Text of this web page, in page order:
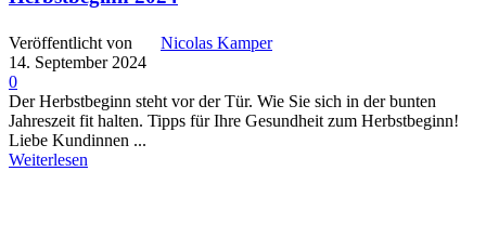
Veröffentlicht von
Nicolas Kamper
14. September 2024
0
Der Herbstbeginn steht vor der Tür. Wie Sie sich in der bunten
Jahreszeit fit halten. Tipps für Ihre Gesundheit zum Herbstbeginn!
Liebe Kundinnen ...
Weiterlesen